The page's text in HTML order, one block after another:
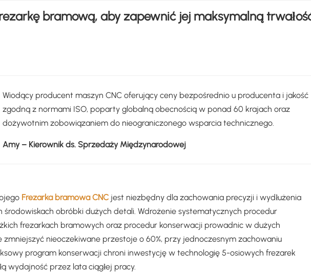
bramową, aby zapewnić jej maksymalną
Wiodący producent maszyn CNC oferujący ceny bezpośrednio u producenta i jakość
zgodną z normami ISO, poparty globalną obecnością w ponad 60 krajach oraz
dożywotnim zobowiązaniem do nieograniczonego wsparcia technicznego.
Amy – Kierownik ds. Sprzedaży Międzynarodowej
Frezarka bramowa CNCjest niezbędny dla zachowania precyzji i wydłużenia
obróbki dużych detali. Wdrożenie systematycznych procedur
frezarkach bramowych oraz procedur konserwacji prowadnic w dużych
nieoczekiwane przestoje o 60%, przy jednoczesnym zachowaniu
program konserwacji chroni inwestycję w technologię 5-osiowych frezarek
wydajność przez lata ciągłej pracy.